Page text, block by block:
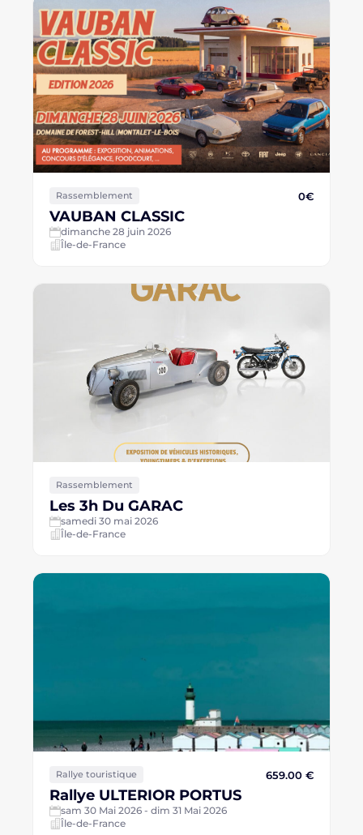
Rassemblement 0€
VAUBAN CLASSIC
dimanche 28 juin 2026
Île-de-France
Rassemblement
Les 3h Du GARAC
samedi 30 mai 2026
Île-de-France
Rallye touristique 659.00 €
Rallye ULTERIOR PORTUS
sam 30 Mai 2026 - dim 31 Mai 2026
Île-de-France